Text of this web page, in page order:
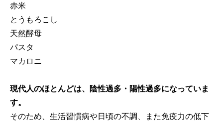
赤米
とうもろこし
天然酵母
パスタ
マカロニ
現代人のほとんどは、陰性過多・陽性過多になっていま
す。
そのため、生活習慣病や日頃の不調、また免疫力の低下